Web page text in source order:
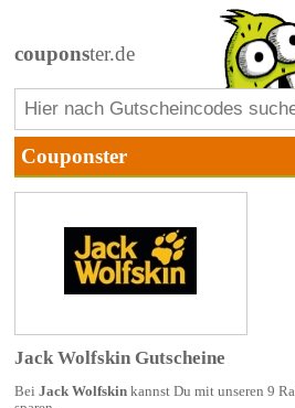
couponster.de
Jack Wolfskin Gutscheine
Bei Jack Wolfskinkannst Du mit unseren 9